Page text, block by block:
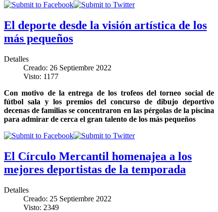
El deporte desde la visión artística de los
más pequeños
Detalles
Creado: 26 Septiembre 2022
Visto: 1177
Con motivo de la entrega de los trofeos del torneo social de
fútbol sala y los premios del concurso de dibujo deportivo
decenas de familias se concentraron en las pérgolas de la piscina
para admirar de cerca el gran talento de los más pequeños
El Círculo Mercantil homenajea a los
mejores deportistas de la temporada
Detalles
Creado: 25 Septiembre 2022
Visto: 2349